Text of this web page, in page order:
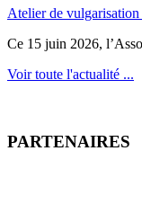
Atelier de vulgarisation
Ce 15 juin 2026,
Voir toute l'actualité ...
PARTENAIRES